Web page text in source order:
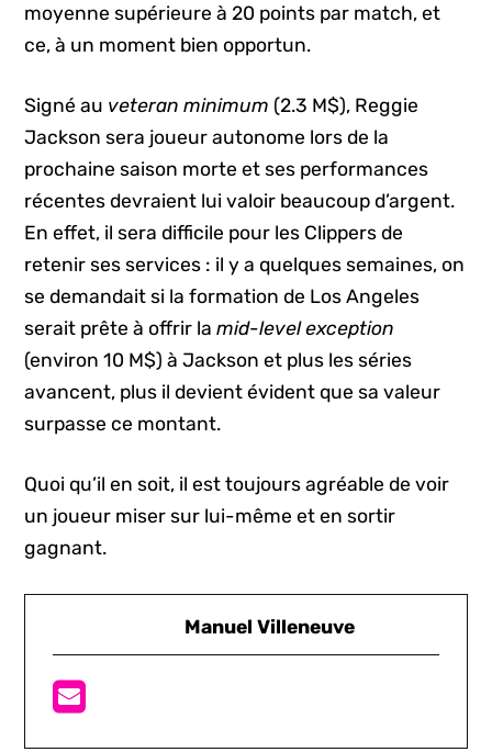
moyenne supérieure à 20 points par match, et
ce, à un moment bien opportun.
Signé au veteran minimum (2.3 M$), Reggie
Jackson sera joueur autonome lors de la
prochaine saison morte et ses performances
récentes devraient lui valoir beaucoup d’argent.
En effet, il sera difficile pour les Clippers de
retenir ses services : il y a quelques semaines, on
se demandait si la formation de Los Angeles
serait prête à offrir lamid-level exception
(environ 10 M$) à Jackson et plus les séries
avancent, plus il devient évident que sa valeur
surpasse ce montant.
Quoi qu’il en soit, il est toujours agréable de voir
un joueur miser sur lui-même et en sortir
gagnant.
Manuel Villeneuve